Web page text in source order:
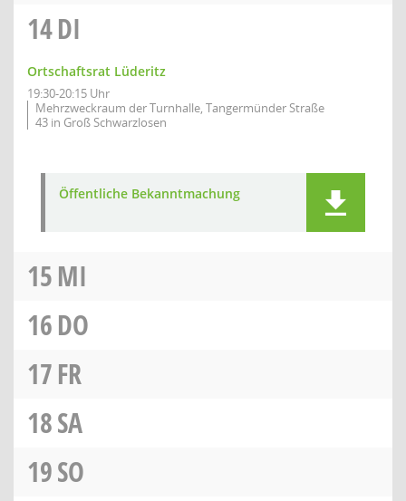
14DI
Ortschaftsrat Lüderitz
19:30-20:15 Uhr
Mehrzweckraum der Turnhalle, Tangermünder Straße
43 in Groß Schwarzlosen
Öffentliche Bekanntmachung
15MI
16DO
17FR
18SA
19SO